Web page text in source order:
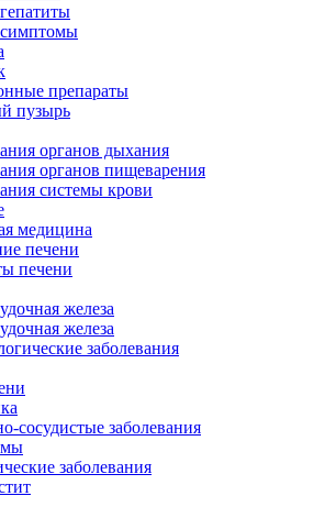
препараты
пузырь
органов дыхания
органов пищеварения
системы крови
медицина
печени
печени
железа
железа
заболевания
сосудистые заболевания
заболевания